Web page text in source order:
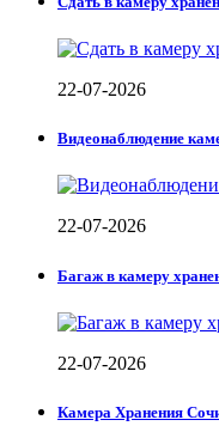
22-07-2026
Видеонаблюдение
22-07-2026
Багаж в камеру
22-07-2026
Камера Хранения